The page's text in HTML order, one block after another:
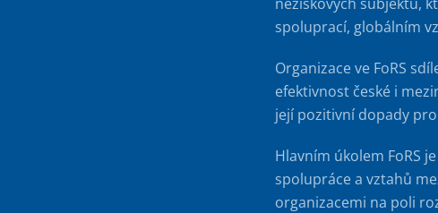
spoluprací, globálním
Organizace ve FoRS
efektivnost české i
její pozitivní dopady
Hlavním úkolem FoRS
spolupráce a vztahů
organizacemi na poli